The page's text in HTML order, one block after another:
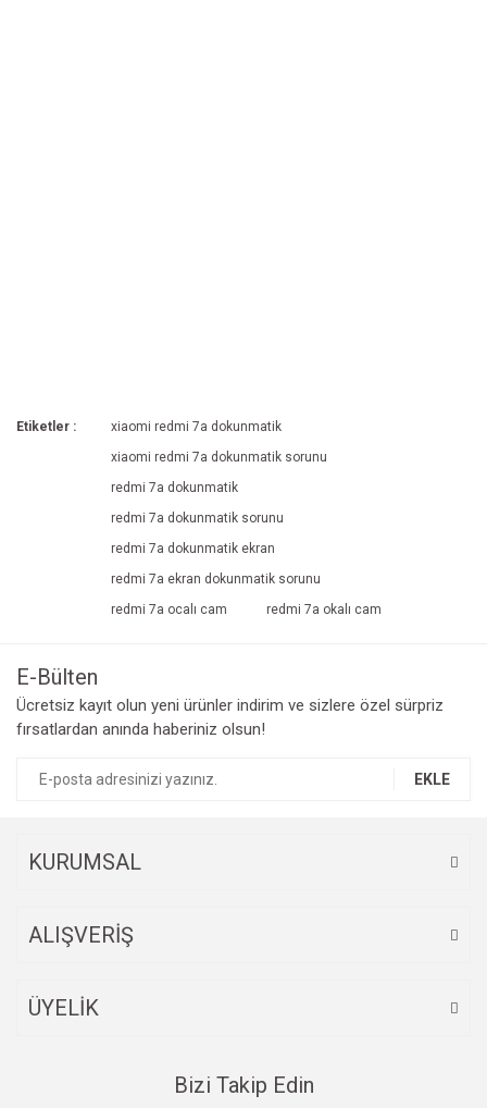
Etiketler :
xiaomi redmi 7a dokunmatik
xiaomi redmi 7a dokunmatik sorunu
redmi 7a dokunmatik
redmi 7a dokunmatik sorunu
redmi 7a dokunmatik ekran
redmi 7a ekran dokunmatik sorunu
redmi 7a ocalı cam
redmi 7a okalı cam
E-Bülten
Ücretsiz kayıt olun yeni ürünler indirim ve sizlere özel sürpriz
fırsatlardan anında haberiniz olsun!
EKLE
KURUMSAL
ALIŞVERİŞ
ÜYELİK
Bizi Takip Edin